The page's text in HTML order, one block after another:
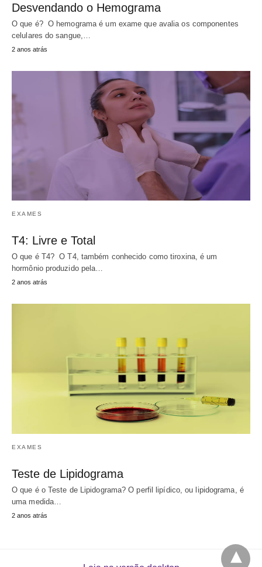
Desvendando o Hemograma
O que é? O hemograma é um exame que avalia os componentes
celulares do sangue,…
2 anos atrás
EXAMES
T4: Livre e Total
O que é T4? O T4, também conhecido como tiroxina, é um
hormônio produzido pela…
2 anos atrás
EXAMES
Teste de Lipidograma
O que é o Teste de Lipidograma? O perfil lipídico, ou lipidograma, é
uma medida…
2 anos atrás